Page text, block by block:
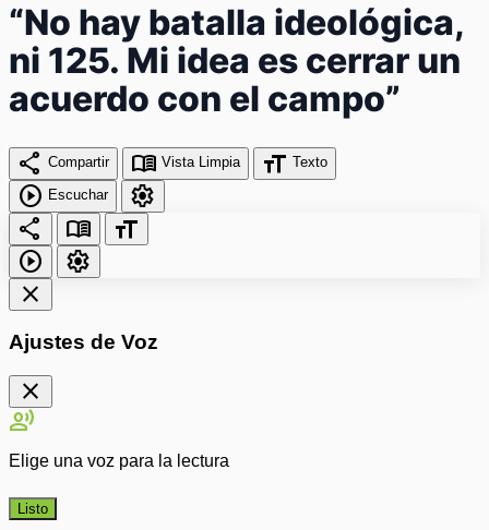
“No hay batalla ideológica,
ni 125. Mi idea es cerrar un
acuerdo con el campo”
share Compartir menu_book Vista Limpia format_size Texto
play_circle Escuchar
settings
share
menu_book
format_size
play_circle
settings
close
Ajustes de Voz
close
record_voice_over
Elige una voz para la lectura
Listo